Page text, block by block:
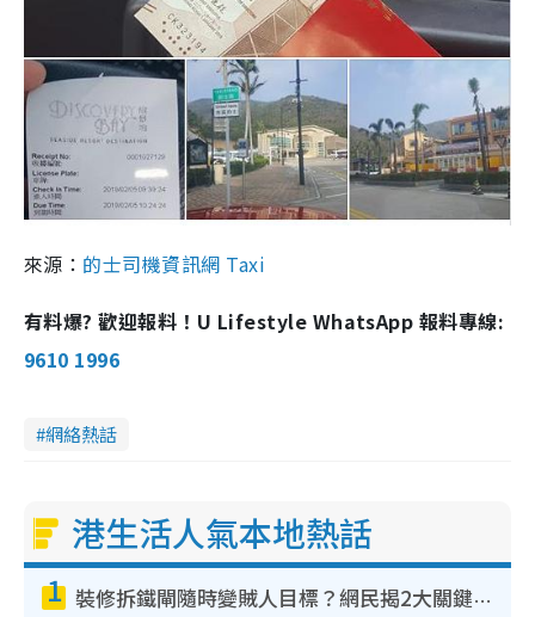
來源： 的士司機資訊網 Taxi
有料爆? 歡迎報料！U Lifestyle WhatsApp 報料專線:
9610 1996
網絡熱話
港生活人氣本地熱話
1 裝修拆鐵閘隨時變賊人目標？網民揭2大關鍵用途：裝新式等於白裝？附新舊鐵閘分別